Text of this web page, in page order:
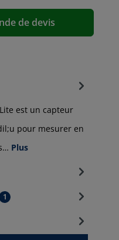
de devis
est un capteur
pour mesurer en
Plus
1